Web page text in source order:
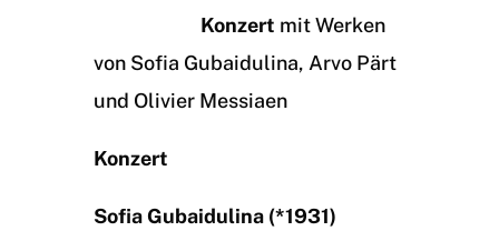
Konzert mit Werken
von Sofia Gubaidulina, Arvo Pärt
und Olivier Messiaen
Konzert
Sofia Gubaidulina (*1931)